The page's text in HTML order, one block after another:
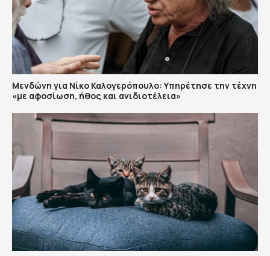
Μενδώνη για Νίκο Καλογερόπουλο: Υπηρέτησε την τέχνη
«με αφοσίωση, ήθος και ανιδιοτέλεια»